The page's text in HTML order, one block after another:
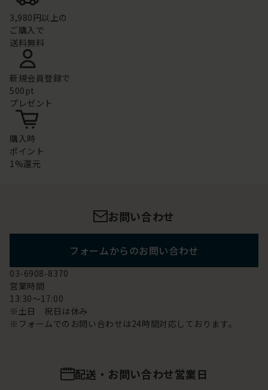
3,980円以上の
ご購入で
送料無料
新規会員登録で
500pt
プレゼント
購入時
ポイント
1%還元
お問い合わせ
フォームからのお問い合わせ
03-6908-8370
営業時間
13:30～17:00
※土日 祝日は休み
※フォームでのお問い合わせは24時間対応しております。
配送・お問い合わせ営業日